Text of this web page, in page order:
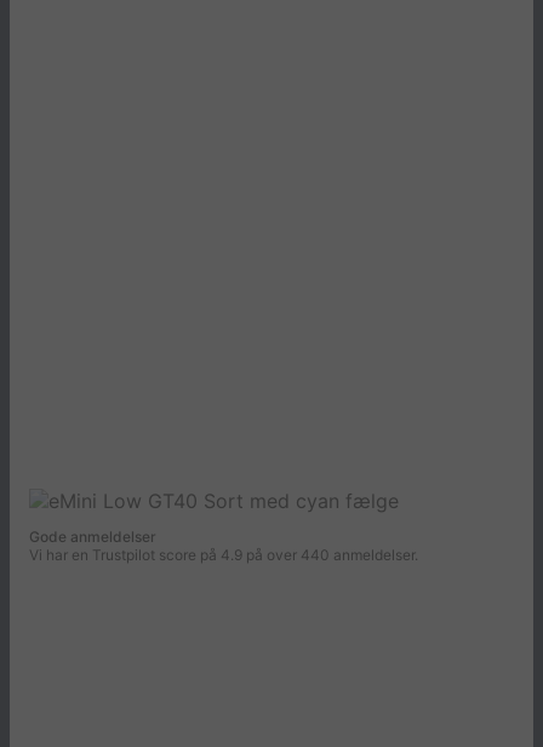
Gode anmeldelser
Vi har en Trustpilot score på 4.9 på over 440 anmeldelser.